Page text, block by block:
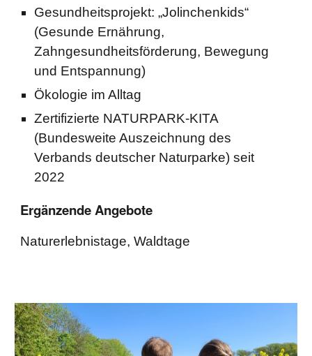
Gesundheitsprojekt: „Jolinchenkids“
(Gesunde Ernährung,
Zahngesundheitsförderung, Bewegung
und Entspannung)
Ökologie im Alltag
Zertifizierte NATURPARK-KITA
(Bundesweite Auszeichnung des
Verbands deutscher Naturparke) seit
2022
Ergänzende Angebote
Naturerlebnistage, Waldtage